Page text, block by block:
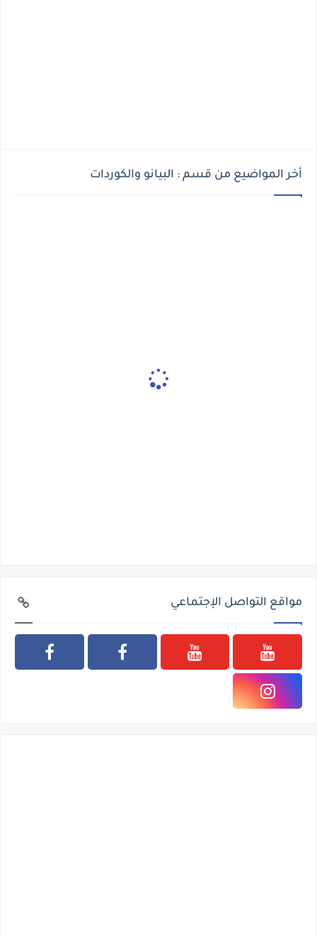
أخر المواضيع من قسم : البيانو والكوردات
مواقع التواصل الإجتماعي